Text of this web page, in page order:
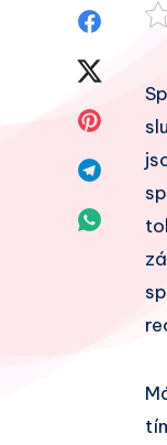
Sdílet
Twitter
Sdílet
Sdílet
Sdílet